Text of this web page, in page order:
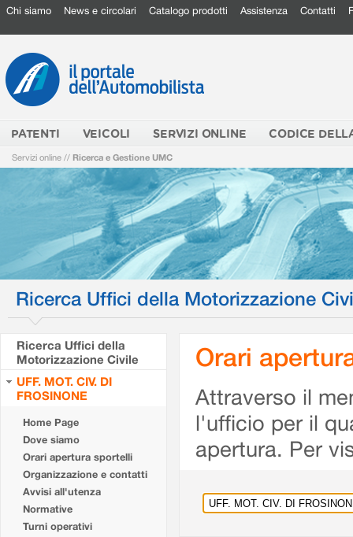
Chi siamo News e circolari Catalogo prodotti Assistenza Contatti
PATENTI VEICOLI SERVIZI ONLINE CODICE
Servizi online // Ricerca e Gestione UMC
Ricerca Uffici della Motorizzazione
Ricerca Uffici della
Motorizzazione Civile
UFF. MOT. CIV. DI
FROSINONE
Home Page
Dove siamo
Orari apertura sportelli
Organizzazione e contatti
Avvisi all'utenza
Normative
Turni operativi
Orari
Attraverso il
l'ufficio per il
apertura. Per